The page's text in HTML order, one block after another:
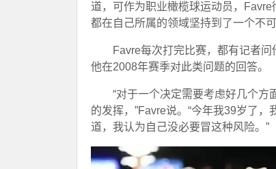
道，可作为职业橄榄球运动员，Favre
都在自己所属的领域坚持到了一个不可
Favre每次打完比赛，都有记者
他在2008年赛季对此类问题的回答。
“对于一个决定需要考虑好几个
的发挥，”Favre说。“今年我39岁了
道，我认为自己没必要冒这种风险。”